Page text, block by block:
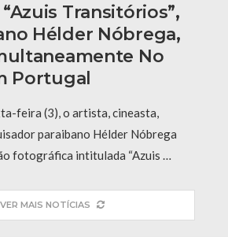
Transitórios”,
Hélder Nóbrega,
No
Portugal
feira (3), o artista, cineasta,
paraibano Hélder Nóbrega
fotográfica intitulada “Azuis …
VER MAIS NOTÍCIAS